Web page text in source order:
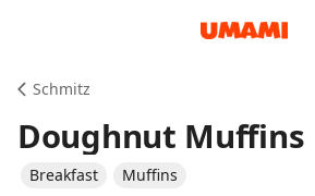
Schmitz
Doughnut Muffins
Breakfast Muffins